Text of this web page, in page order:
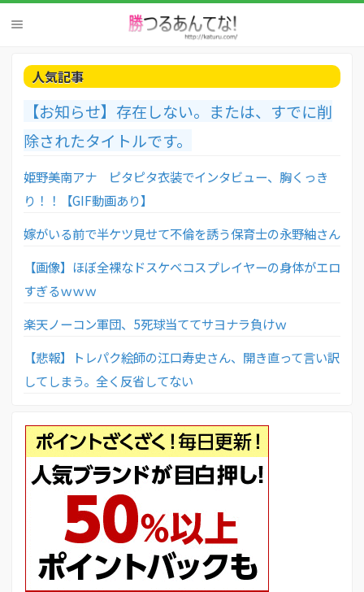
人気記事
【お知らせ】存在しない。または、すでに削
除されたタイトルです。
姫野美南アナ ピタピタ衣装でインタビュー、胸くっき
り！！【GIF動画あり】
嫁がいる前で半ケツ見せて不倫を誘う保育士の永野紬さん
【画像】ほぼ全裸なドスケベコスプレイヤーの身体がエロ
すぎるｗｗｗ
楽天ノーコン軍団、5死球当ててサヨナラ負けｗ
【悲報】トレパク絵師の江口寿史さん、開き直って言い訳
してしまう。全く反省してない